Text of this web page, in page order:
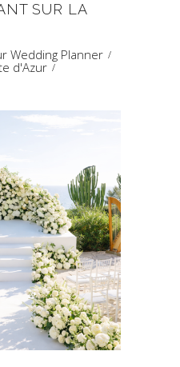
SUR LA
Wedding Planner
d'Azur